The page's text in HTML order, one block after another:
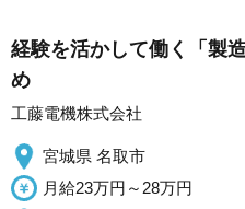
経験を活かして働く「製
め
工藤電機株式会社
宮城県 名取市
月給23万円～28万円